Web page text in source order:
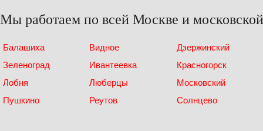
Мы работаем по всей Москве и
Балашиха Видное
Дзержинский
Зеленоград
Ивантеевка
Красногорск
Лобня
Люберцы
Московский
Пушкино
Реутов Солнцево